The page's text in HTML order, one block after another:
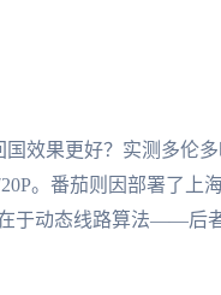
效果更好？实测多伦
。番茄则因部署了上
于动态线路算法——后